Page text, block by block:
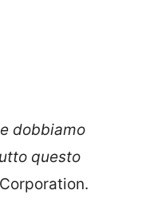
dobbiamo
questo